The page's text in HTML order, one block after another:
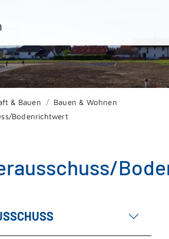
& Bauen
Bauen & Wohnen
Bodenrichtwert